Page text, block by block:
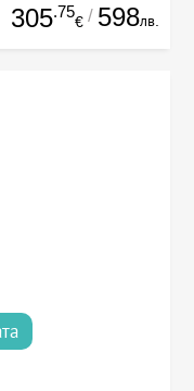
305.75
€ / 598лв.